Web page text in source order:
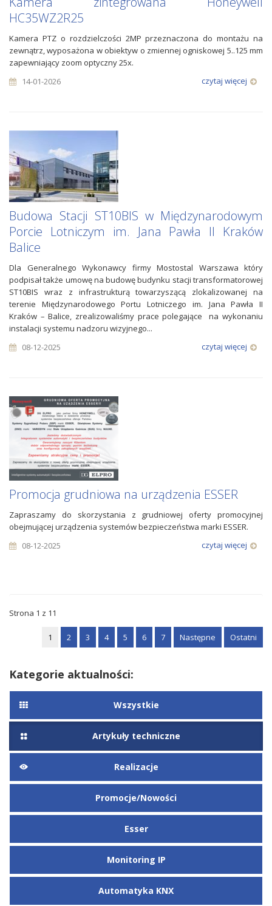
HC35WZ2R25
Kamera PTZ o rozdzielczości 2MP przeznaczona do montażu na
zewnątrz, wyposażona w obiektyw o zmiennej ogniskowej 5..125 mm
zapewniający zoom optyczny 25x.
14-01-2026
czytaj więcej
Budowa Stacji ST10BIS w Międzynarodowym
Porcie Lotniczym im. Jana Pawła II Kraków
Balice
Dla Generalnego Wykonawcy firmy Mostostal Warszawa który
podpisał także umowę na budowę budynku stacji transformatorowej
ST10BIS wraz z infrastrukturą towarzyszącą zlokalizowanej na
terenie Międzynarodowego Portu Lotniczego im. Jana Pawła II
Kraków – Balice, zrealizowaliśmy prace polegające na wykonaniu
instalacji systemu nadzoru wizyjnego...
08-12-2025
czytaj więcej
Promocja grudniowa na urządzenia ESSER
Zapraszamy do skorzystania z grudniowej oferty promocyjnej
obejmującej urządzenia systemów bezpieczeństwa marki ESSER.
08-12-2025
czytaj więcej
Strona 1 z 11
1 2 3 4 5 6 7 Następne Ostatni
Kategorie aktualności:
Wszystkie
Artykuły techniczne
Realizacje
Promocje/Nowości
Esser
Monitoring IP
Automatyka KNX